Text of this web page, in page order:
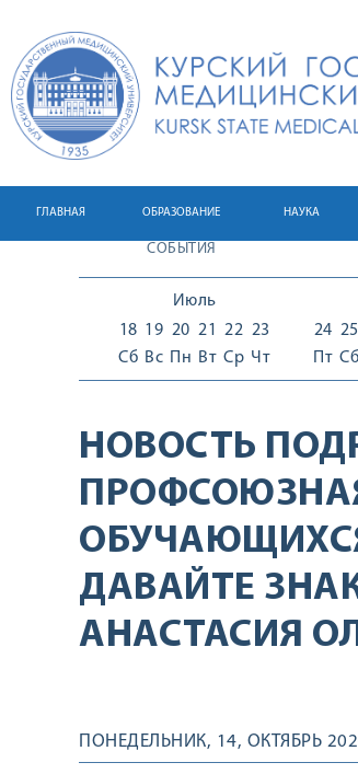
ГЛАВНАЯ ОБРАЗОВАНИЕ НАУКА
СОБЫТИЯ
Июль
18
Сб
19
Вс
20
Пн
21
Вт
22
Ср
23
Чт
24
Пт
25
Сб
НОВОСТЬ
ДАВАЙТЕ
АНАСТАСИЯ
ПОНЕДЕЛЬНИК, 14, ОКТЯБРЬ